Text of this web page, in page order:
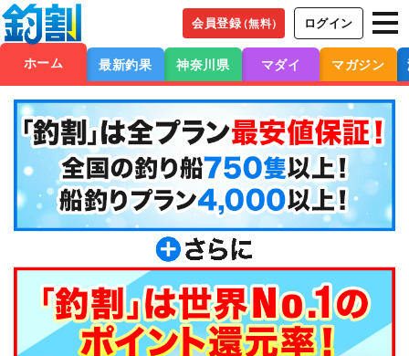
会員登録（無料） ログイン
ホーム 最新釣果 神奈川県 マダイ マガジン